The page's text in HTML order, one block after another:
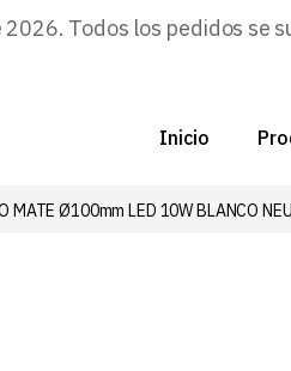
Todos los pedidos
Inicio
MATE Ø100mm LED 10W BLANCO